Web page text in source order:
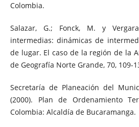
Colombia.
Salazar, G.; Fonck, M. y
intermedias: dinámicas de
de lugar. El caso de la región de la
de Geografía Norte Grande, 70, 109-
Secretaría de Planeación del
(2000). Plan de Ordenamiento
Colombia: Alcaldía de Bucaramanga.